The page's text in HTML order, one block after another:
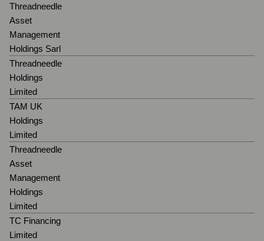
Threadneedle
Asset
Management
Holdings Sarl
Threadneedle
Holdings
Limited
TAM UK
Holdings
Limited
Threadneedle
Asset
Management
Holdings
Limited
TC Financing
Limited